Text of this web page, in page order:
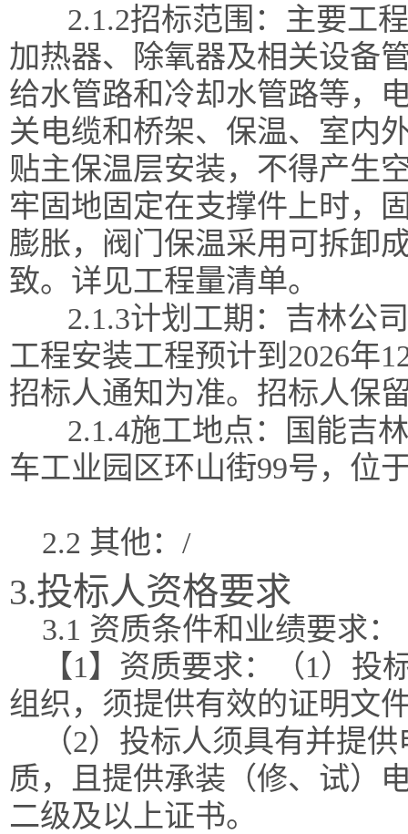
2.1.2招标范围： 主要工
加热器、除氧器及相关设备
给水管路和冷却水管路等，
关电缆和桥架、保温、室内
贴主保温层安装，不得产生
牢固地固定在支撑件上时，
膨胀，阀门保温采用可拆卸
致。 详见工程量清单。
2.1.3计划工期 ： 吉林公
工程安装工程预计到 2026年
招标人通知为准。招标人保
2.1.4施工地点：
国能吉
车工业园区环山街99号，位
2.2 其他：/
3.投标人资格要求
3.1 资质条件和业绩要求：
【1】资质要求：（1）
组织，须提供有效的证明文
（2）投标人须具有并提
质，且提供承装（修、试）
二级及以上证书。